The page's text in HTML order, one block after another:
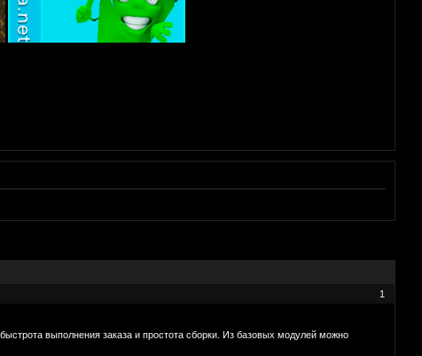
1
выполнения заказа и простота сборки. Из базовых модулей можно